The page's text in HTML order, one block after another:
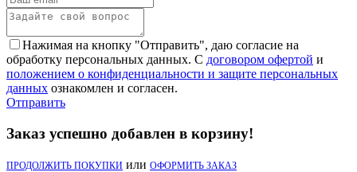
Нажимая на кнопку "Отправить", даю согласие на
обработку персональных данных. С договором офертой и
положением о конфиденциальности и защите персональных
данных ознакомлен и согласен.
Отправить
Заказ успешно добавлен в корзину!
ПРОДОЛЖИТЬ ПОКУПКИ или ОФОРМИТЬ ЗАКАЗ